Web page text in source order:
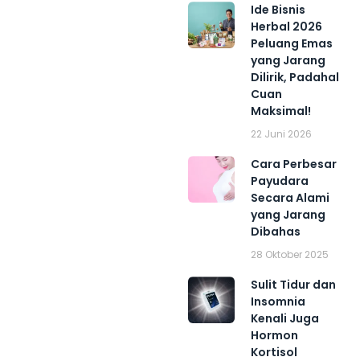
Ide Bisnis
Herbal 2026
Peluang Emas
yang Jarang
Dilirik, Padahal
Cuan
Maksimal!
22 Juni 2026
Cara Perbesar
Payudara
Secara Alami
yang Jarang
Dibahas
28 Oktober 2025
Sulit Tidur dan
Insomnia
Kenali Juga
Hormon
Kortisol